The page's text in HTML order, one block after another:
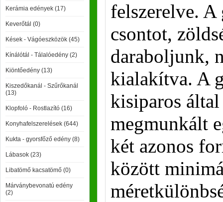
Kerámia edények (17)
Keverőtál (0)
Kések - Vágóeszközök (45)
Kínálótál - Tálalóedény (2)
Kiöntőedény (13)
Kiszedőkanál - Szűrőkanál
(13)
Klopfoló - Rostlazító (16)
Konyhafelszerelések (644)
Kukta - gyorsfőző edény (8)
Lábasok (23)
Libatömő kacsatömő (0)
Márványbevonatú edény
(2)
felszerelve.
csontot,
daraboljunk,
kialakítva. A
kisiparos
megmunkált
két azonos
között